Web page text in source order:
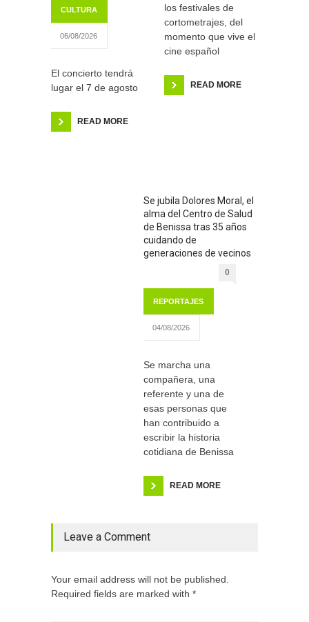
CULTURA
06/08/2026
El concierto tendrá
lugar el 7 de agosto
READ MORE
los festivales de
cortometrajes, del
momento que vive el
cine español
READ MORE
Se jubila Dolores Moral, el
alma del Centro de Salud
de Benissa tras 35 años
cuidando de
generaciones de vecinos
0
REPORTAJES
04/08/2026
Se marcha una
compañera, una
referente y una de
esas personas que
han contribuido a
escribir la historia
cotidiana de Benissa
READ MORE
Leave a Comment
Your email address will not be published.
Required fields are marked with *